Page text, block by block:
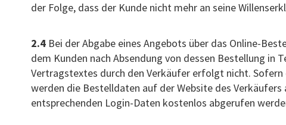
der Folge, dass der Kunde nicht mehr an seine
2.4 Bei der Abgabe eines Angebots über das Online-
dem Kunden nach Absendung von dessen Bestellung
Vertragstextes durch den Verkäufer erfolgt nicht.
werden die Bestelldaten auf der Website des
entsprechenden Login-Daten kostenlos abgerufen